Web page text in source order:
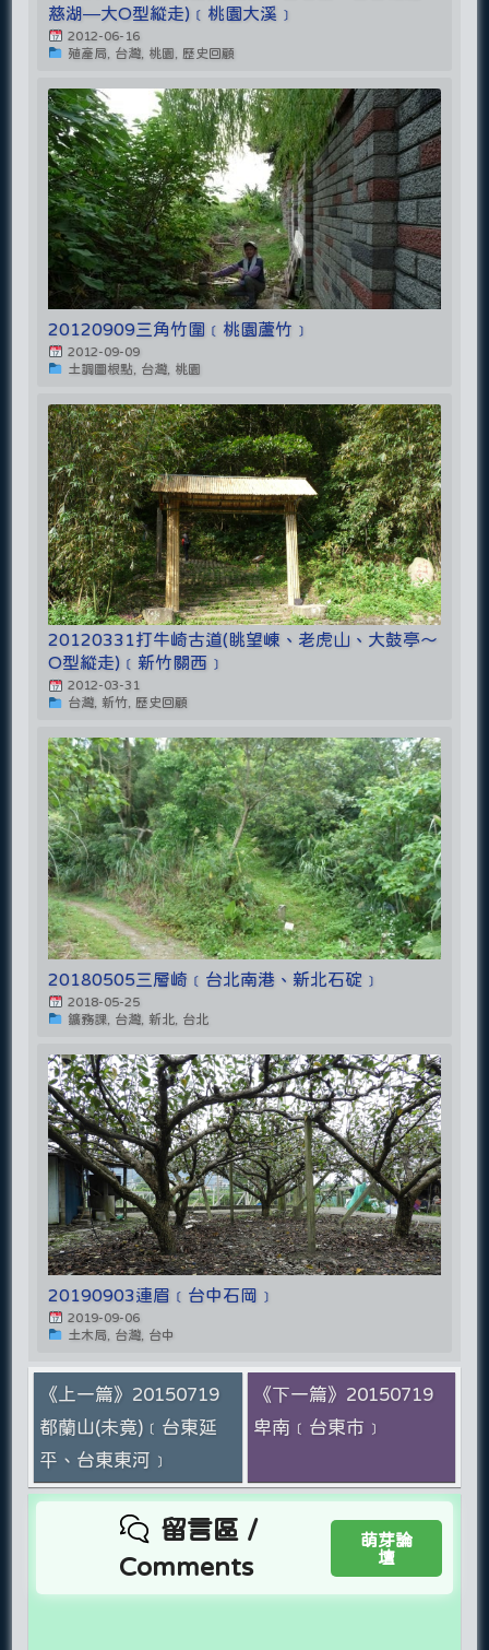
慈湖—大O型縱走)﹝桃園大溪﹞
2012-06-16
殖產局, 台灣, 桃園, 歷史回顧
20120909三角竹圍﹝桃園蘆竹﹞
2012-09-09
土調圖根點, 台灣, 桃園
20120331打牛崎古道(眺望崠、老虎山、大鼓亭～
O型縱走)﹝新竹關西﹞
2012-03-31
台灣, 新竹, 歷史回顧
20180505三層崎﹝台北南港、新北石碇﹞
2018-05-25
鑛務課, 台灣, 新北, 台北
20190903連眉﹝台中石岡﹞
2019-09-06
土木局, 台灣, 台中
《上一篇》20150719
都蘭山(未竟)﹝台東延
平、台東東河﹞
《下一篇》20150719
卑南﹝台東市﹞
留言區 /
Comments
萌芽論
壇